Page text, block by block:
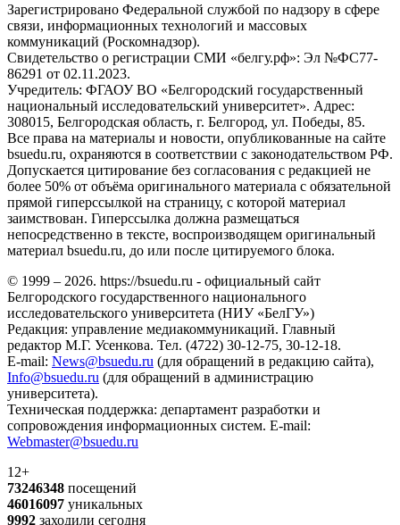
Зарегистрировано Федеральной службой по надзору в сфере
связи, информационных технологий и массовых
коммуникаций (Роскомнадзор).
Свидетельство о регистрации СМИ «белгу.рф»: Эл №ФС77-
86291 от 02.11.2023.
Учредитель: ФГАОУ ВО «Белгородский государственный
национальный исследовательский университет». Адрес:
308015, Белгородская область, г. Белгород, ул. Победы, 85.
Все права на материалы и новости, опубликованные на сайте
bsuedu.ru, охраняются в соответствии с законодательством РФ.
Допускается цитирование без согласования с редакцией не
более 50% от объёма оригинального материала с обязательной
прямой гиперссылкой на страницу, с которой материал
заимствован. Гиперссылка должна размещаться
непосредственно в тексте, воспроизводящем оригинальный
материал bsuedu.ru, до или после цитируемого блока.
© 1999 – 2026. https://bsuedu.ru - официальный сайт
Белгородского государственного национального
исследовательского университета (НИУ «БелГУ»)
Редакция: управление медиакоммуникаций. Главный
редактор М.Г. Усенкова. Тел. (4722) 30-12-75, 30-12-18.
E-mail: News@bsuedu.ru (для обращений в редакцию сайта),
Info@bsuedu.ru (для обращений в администрацию
университета).
Техническая поддержка: департамент разработки и
сопровождения информационных систем. E-mail:
Webmaster@bsuedu.ru
12+
73246348 посещений
46016097 уникальных
9992 заходили сегодня